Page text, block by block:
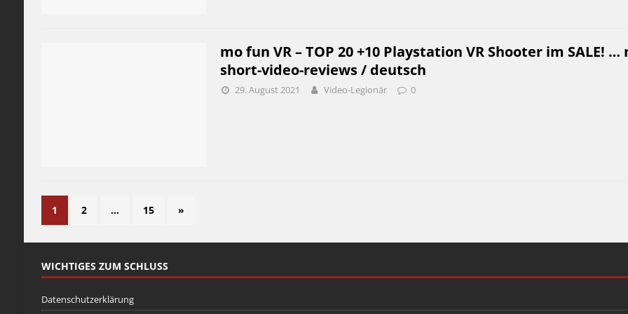
mo fun VR – TOP 20 +10 Playstation VR Shooter im SALE! …
short-video-reviews / deutsch
29. August 2021 Video-Legionär 0
1 2 … 15 »
WICHTIGES ZUM SCHLUSS
Datenschutzerklärung